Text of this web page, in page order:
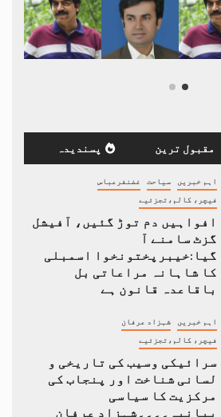
مقبول ترین پسندیدہ
اہم خبریں سیاحت غضنفرعباس
فیچر، کالم،تجزئیے
افواہیں دم توڑ گئیں، آفیشل
گزٹ سامنے آ
گیا:خیبرپختونخوا اسمبلی
کا شاہانہ مراعاتی بل
باقاعدہ قانون ہے
اہم خبریں شہزاد عرفان
فیچر، کالم،تجزئیے
سرائیکی وسیب کی تاریخی و
لسانی شناخت اور پنجاب کی
مرکزیت کا سیاسی
بیانیہ۔۔۔۔شہزاد عرفان